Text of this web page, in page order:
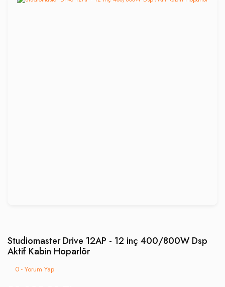
Studiomaster Drive 12AP - 12 inç 400/800W Dsp
Aktif Kabin Hoparlör
0 - Yorum Yap